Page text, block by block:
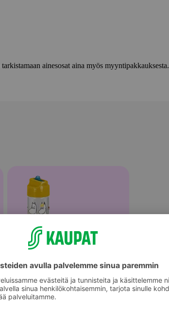
ainesosat aina myös myyntipakkauksesta.
Lasten astiat